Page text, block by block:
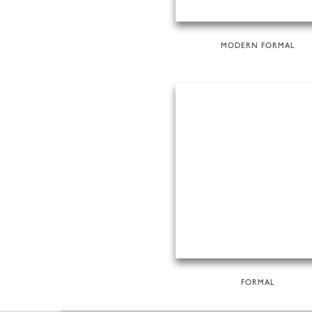
MODERN FORMAL
FORMAL